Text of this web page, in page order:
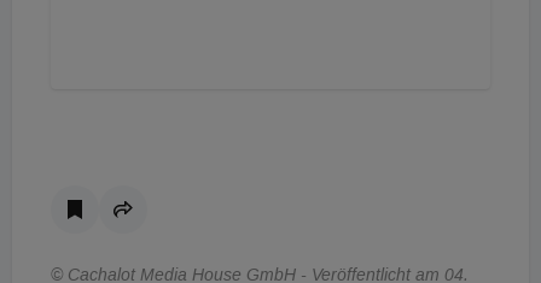
© Cachalot Media House GmbH - Veröffentlicht am 04.